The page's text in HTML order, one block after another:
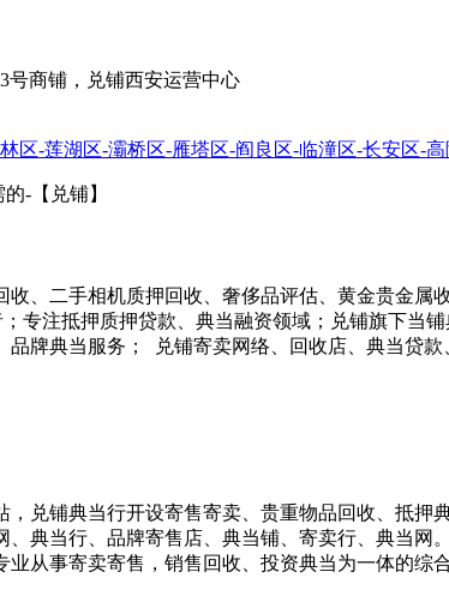
号商铺，兑铺西安运营中心
区-莲湖区-灞桥区-雁塔区-阎良区-临潼区-长安区-
-【兑铺】
、二手相机质押回收、奢侈品评估、黄金贵金属
专注抵押质押贷款、典当融资领域；兑铺旗下当
牌典当服务； 兑铺寄卖网络、回收店、典当贷
兑铺典当行开设寄售寄卖、贵重物品回收、抵
典当行、品牌寄售店、典当铺、寄卖行、典当网。
从事寄卖寄售，销售回收、投资典当为一体的综